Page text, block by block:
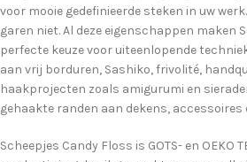
voor mooie gedefinieerde steken in uw
garen niet. Al deze eigenschappen maken
perfecte keuze voor uiteenlopende
aan vrij borduren, Sashiko, frivolité,
haakprojecten zoals amigurumi en
gehaakte randen aan dekens, accessoires
Scheepjes Candy Floss is GOTS- en OEKO